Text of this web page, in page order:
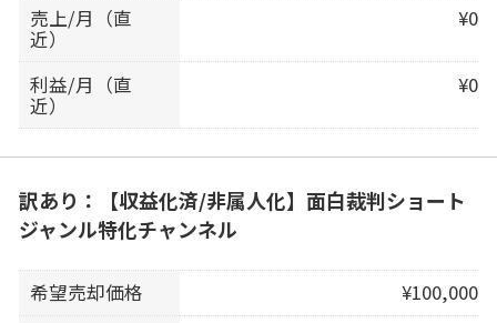
売上/月（直
近）
¥0
利益/月（直
近）
¥0
訳あり：【収益化済/非属人化】面白裁判ショート
ジャンル特化チャンネル
希望売却価格
¥100,000